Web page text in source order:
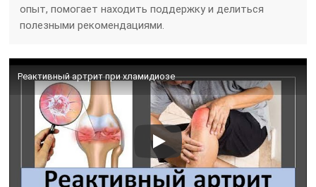
опыт, помогает находить поддержку и делиться
полезными рекомендациями.
Реактивный артрит при хламидиозе